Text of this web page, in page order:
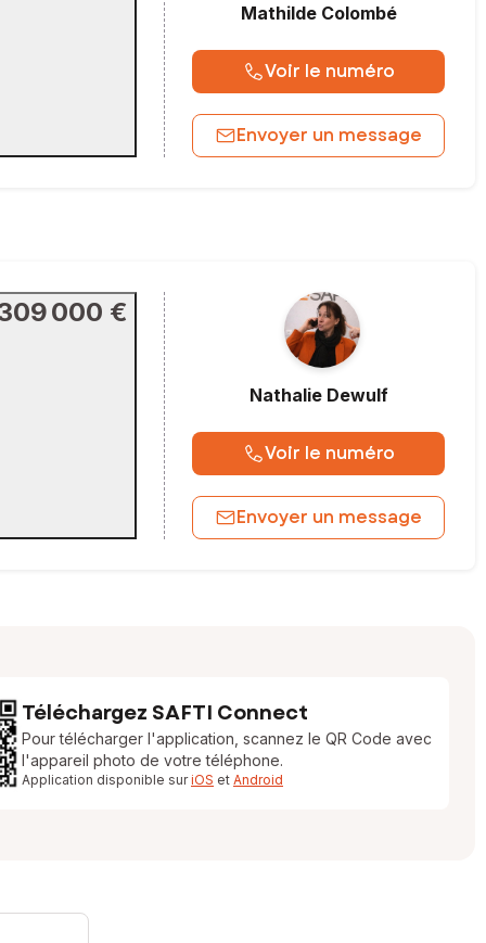
Mathilde Colombé
Voir le numéro
Envoyer un message
000 €
Nathalie Dewulf
Voir le numéro
Envoyer un message
Téléchargez SAFTI Connect
Pour télécharger l'application, scannez le QR Code avec
l'appareil photo de votre téléphone.
Application disponible suriOS et Android